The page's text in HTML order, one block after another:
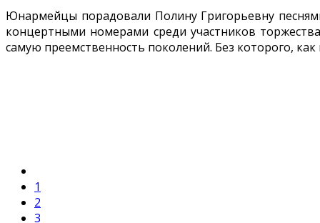
Юнармейцы порадовали Полину Григорьевну
концертными номерами среди участников
самую преемственность поколений. Без которого,
1
2
3